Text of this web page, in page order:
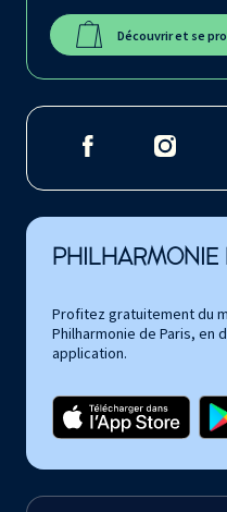
Découvrir et se
PHILHARMONIE
Profitez gratuitement du
Philharmonie de Paris, en
application.